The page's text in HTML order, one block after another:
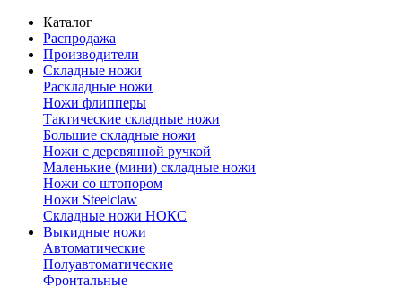
Каталог
Распродажа
Производители
Складные ножи
Раскладные ножи
Ножи флипперы
Тактические складные ножи
Большие складные ножи
Ножи с деревянной ручкой
Маленькие (мини) складные ножи
Ножи со штопором
Ножи Steelclaw
Складные ножи НОКС
Выкидные ножи
Автоматические
Полуавтоматические
Фронтальные